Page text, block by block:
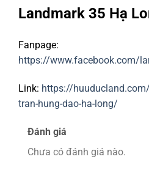
Landmark 35 Hạ
Fanpage:
https://www.facebook.com/
Link: https://
tran-hung-dao-ha-long/
Đánh giá
Chưa có đánh giá nào.